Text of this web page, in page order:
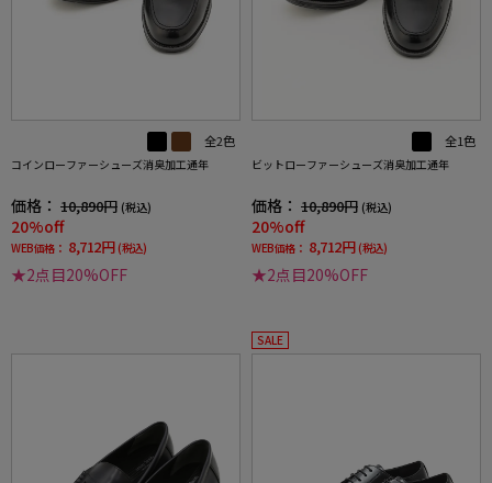
全2色
コインローファーシューズ消臭加工通年
価格： 10,890円 (税込)
20%off
WEB価格： 8,712円 (税込)
★2点目20%OFF
全1色
ビットローファーシューズ消臭加工通年
価格： 10,890円 (税込)
20%off
WEB価格： 8,712円 (税込)
★2点目20%OFF
SALE